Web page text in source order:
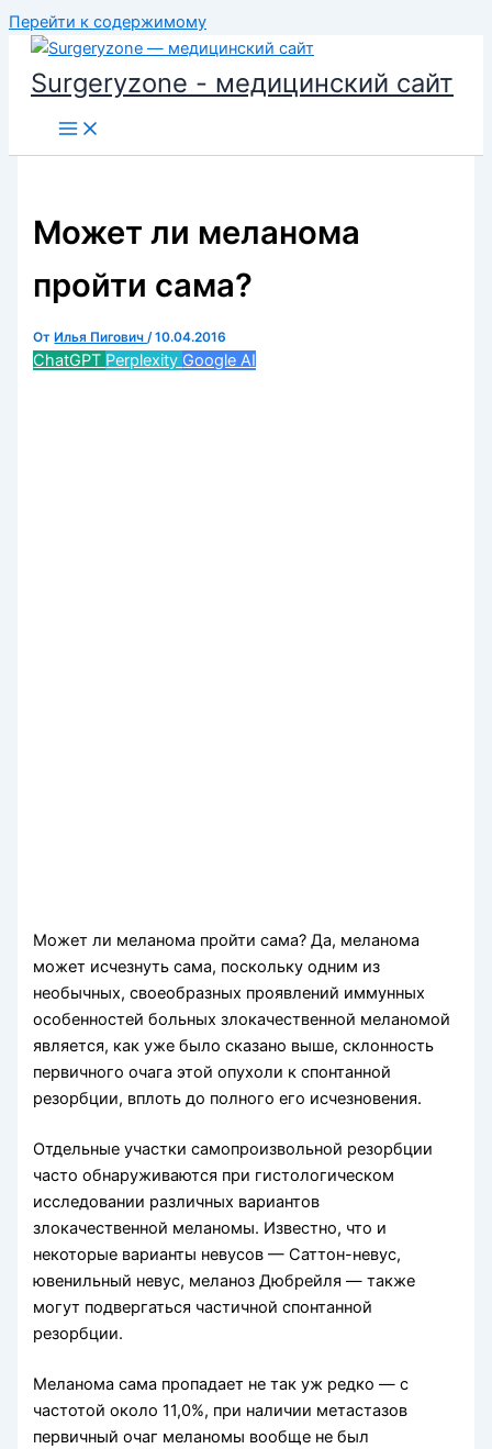
Перейти к содержимому
Surgeryzone - медицинский сайт
Может ли меланома
пройти сама?
От Илья Пигович/10.04.2016
ChatGPT Perplexity Google AI
Может ли меланома пройти сама? Да, меланома
может исчезнуть сама, поскольку одним из
необычных, своеобразных проявлений иммунных
особенностей больных злокачественной меланомой
является, как уже было сказано выше, склонность
первичного очага этой опухоли к спонтанной
резорбции, вплоть до полного его исчезновения.
Отдельные участки самопроизвольной резорбции
часто обнаруживаются при гистологическом
исследовании различных вариантов
злокачественной меланомы. Известно, что и
некоторые варианты невусов — Саттон-невус,
ювенильный невус, меланоз Дюбрейля — также
могут подвергаться частичной спонтанной
резорбции.
Меланома сама пропадает не так уж редко — с
частотой около 11,0%, при наличии метастазов
первичный очаг меланомы вообще не был